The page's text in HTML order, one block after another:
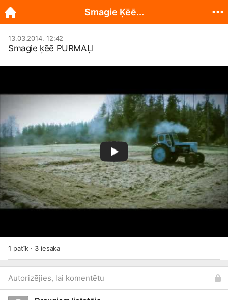
13.03.2014. 12:42
Smagie ķēē PURMAĻI
1 patīk · 3iesaka
Autorizējies, lai komentētu
Smagie Ķēē...